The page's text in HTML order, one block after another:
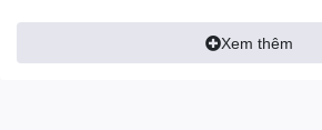
Lưỡi
Thiết kế độc đáo: Dao cạo Fusion 5
Xem thêm